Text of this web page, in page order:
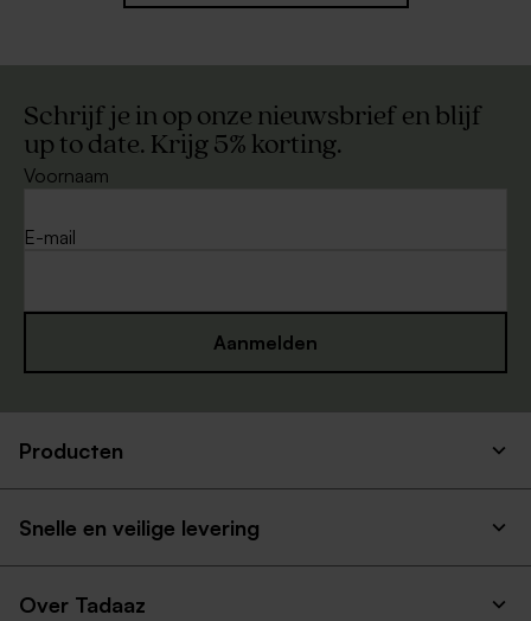
Schrijf je in op onze nieuwsbrief en blijf
up to date. Krijg 5% korting.
Voornaam
E-mail
Aanmelden
Producten
Snelle en veilige levering
Over Tadaaz